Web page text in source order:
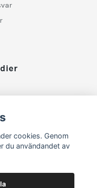
cookies. Genom
du användandet av